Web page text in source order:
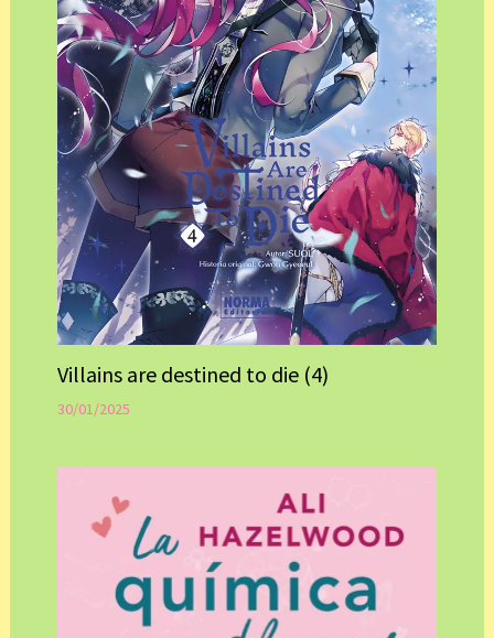
Villains are destined to die (4)
30/01/2025